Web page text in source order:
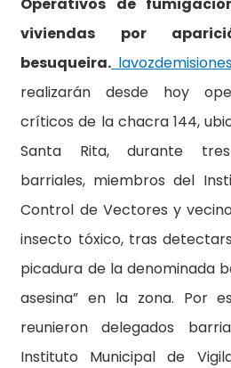
viviendas por
besuqueira.
realizarán desde hoy
críticos de la chacra 144,
Santa Rita, durante
barriales, miembros del
Control de Vectores y
insecto tóxico, tras
picadura de la denominada
asesina” en la zona. Por
reunieron delegados
Instituto Municipal de